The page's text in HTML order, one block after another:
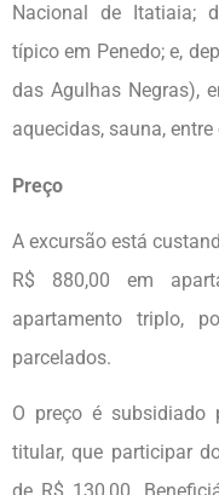
Nacional de Itatiaia;
típico em Penedo; e,
das Agulhas Negras),
aquecidas, sauna,
Preço
A excursão está
R$ 880,00 em
apartamento triplo,
parcelados.
O preço é subsidiado
titular, que participar